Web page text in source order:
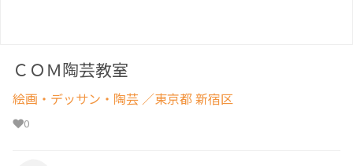
ＣＯＭ陶芸教室
絵画・デッサン・陶芸 ／東京都 新宿区
0